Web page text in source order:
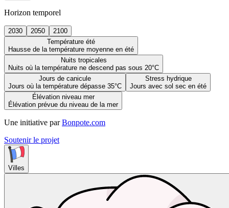
Horizon temporel
2030 2050
2100
Température été
Hausse de la température moyenne en été
Nuits tropicales
Nuits où la température ne descend pas sous 20°C
Jours de canicule
Jours où la température dépasse 35°C
Stress hydrique
Jours avec sol sec en été
Élévation niveau mer
Élévation prévue du niveau de la mer
Une initiative par Bonpote.com
Soutenir le projet
Villes